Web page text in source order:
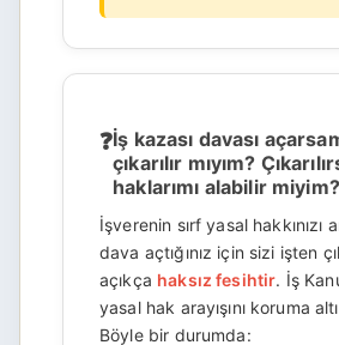
İş kazası davası
çıkarılır mıyım?
haklarımı alabilir miyim?
İşverenin sırf yasal hakkınızı
dava açtığınız için sizi işten
açıkça haksız fesihtir. İş
yasal hak arayışını koruma
Böyle bir durumda: